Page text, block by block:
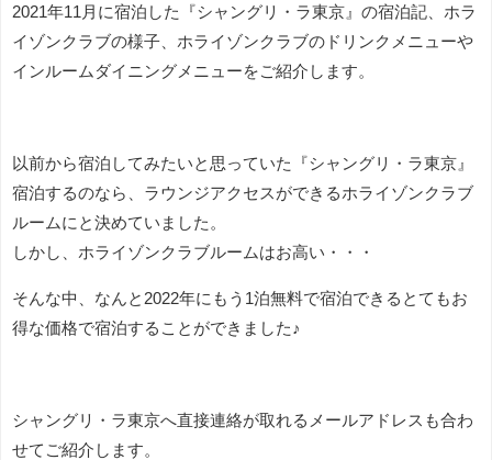
2021年11月に宿泊した『シャングリ・ラ東京』の宿泊記、ホラ
イゾンクラブの様子、ホライゾンクラブのドリンクメニューや
インルームダイニングメニューをご紹介します。
以前から宿泊してみたいと思っていた『シャングリ・ラ東京』
宿泊するのなら、ラウンジアクセスができるホライゾンクラブ
ルームにと決めていました。
しかし、ホライゾンクラブルームはお高い・・・
そんな中、なんと2022年にもう1泊無料で宿泊できるとてもお
得な価格で宿泊することができました♪
シャングリ・ラ東京へ直接連絡が取れるメールアドレスも合わ
せてご紹介します。